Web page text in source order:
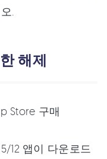
.
해제
Store 구매
12 앱이 다운로드